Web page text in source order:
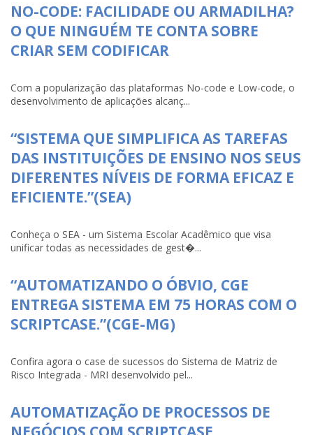
NO-CODE: FACILIDADE OU ARMADILHA?
O QUE NINGUÉM TE CONTA SOBRE
CRIAR SEM CODIFICAR
Com a popularização das plataformas No-code e Low-code, o
desenvolvimento de aplicações alcanç...
“SISTEMA QUE SIMPLIFICA AS TAREFAS
DAS INSTITUIÇÕES DE ENSINO NOS SEUS
DIFERENTES NÍVEIS DE FORMA EFICAZ E
EFICIENTE.”(SEA)
Conheça o SEA - um Sistema Escolar Acadêmico que visa
unificar todas as necessidades de gest�...
“AUTOMATIZANDO O ÓBVIO, CGE
ENTREGA SISTEMA EM 75 HORAS COM O
SCRIPTCASE.”(CGE-MG)
Confira agora o case de sucessos do Sistema de Matriz de
Risco Integrada - MRI desenvolvido pel...
AUTOMATIZAÇÃO DE PROCESSOS DE